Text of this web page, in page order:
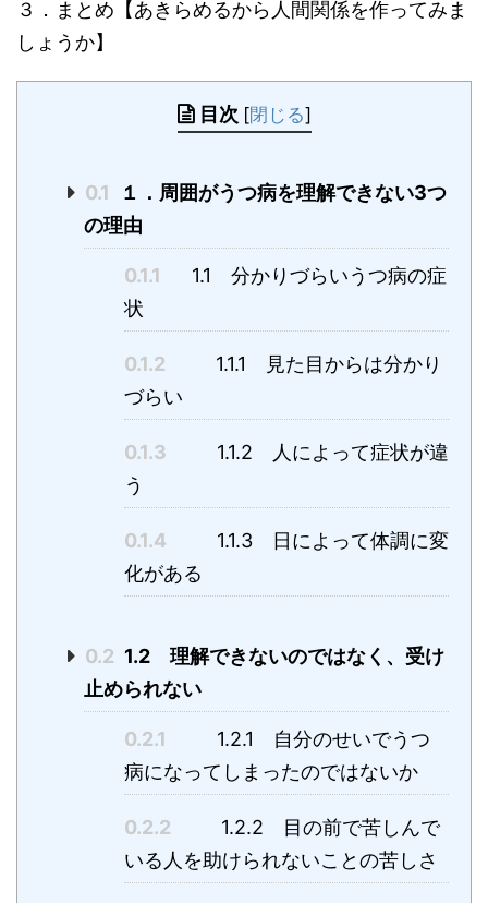
３．まとめ【あきらめるから人間関係を作ってみま
しょうか】
目次 [閉じる]
0.1
１．周囲がうつ病を理解できない3つ
の理由
0.1.1
1.1 分かりづらいうつ病の症
状
0.1.2
1.1.1 見た目からは分かり
づらい
0.1.3
1.1.2 人によって症状が違
う
0.1.4
1.1.3 日によって体調に変
化がある
0.2 1.2 理解できないのではなく、受け
止められない
0.2.1
1.2.1 自分のせいでうつ
病になってしまったのではないか
0.2.2
1.2.2 目の前で苦しんで
いる人を助けられないことの苦しさ